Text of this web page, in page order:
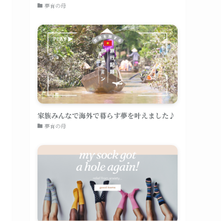
夢育の母
家族みんなで海外で暮らす夢を叶えました♪
夢育の母